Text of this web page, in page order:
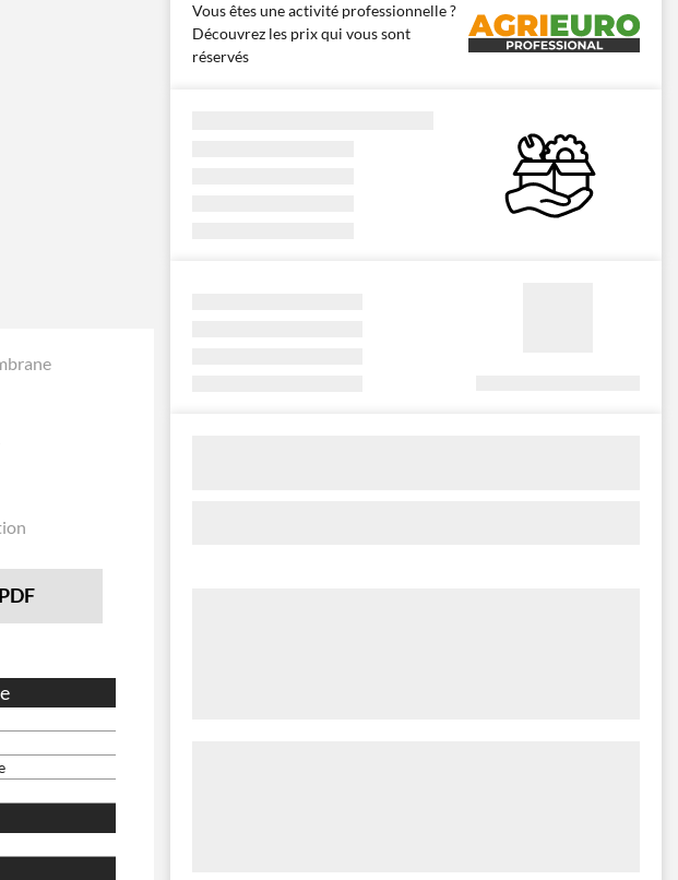
Vous êtes une activité professionnelle ?
Découvrez les prix qui vous sont
réservés